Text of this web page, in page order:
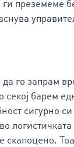
преземеме
го запрам
секој барем
сигурно си
скапоцено.